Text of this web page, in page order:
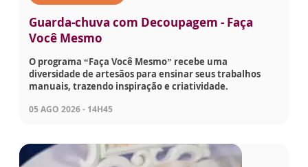
Guarda-chuva com Decoupagem - Faça
Você Mesmo
O programa “Faça Você Mesmo” recebe uma
diversidade de artesãos para ensinar seus trabalhos
manuais, trazendo inspiração e criatividade.
05 AGO 2026 - 14H45